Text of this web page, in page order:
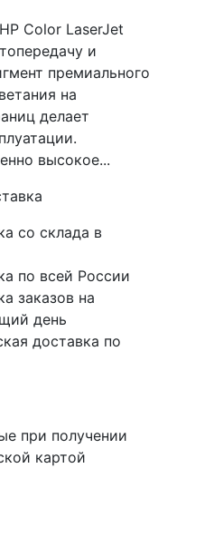
Color LaserJet
и
премиального
на
делает
высокое...
со склада в
по всей России
заказов на
день
доставка по
при получении
картой